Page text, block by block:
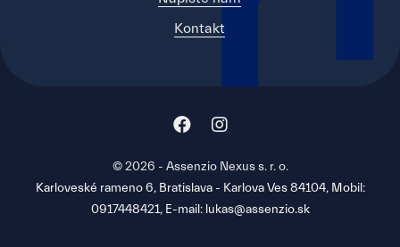
Kontakt
© 2026 - Assenzio Nexus s. r. o.
Karloveské rameno 6, Bratislava - Karlova Ves 84104, Mobil:
0917448421, E-mail: lukas@assenzio.sk